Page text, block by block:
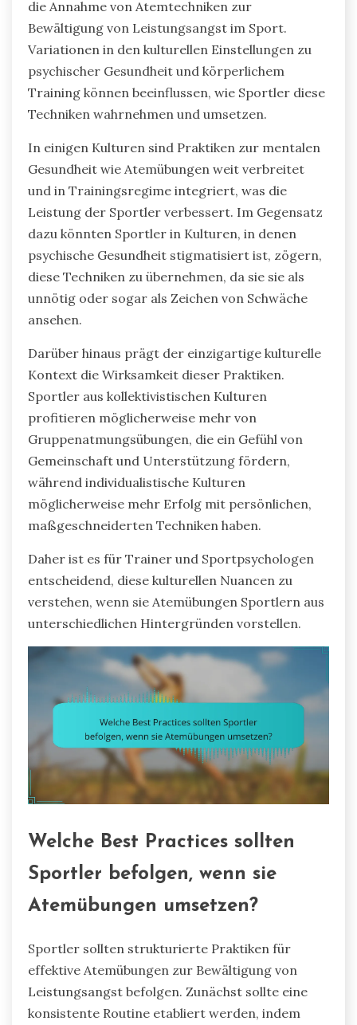
die Annahme von Atemtechniken zur
Bewältigung von Leistungsangst im Sport.
Variationen in den kulturellen Einstellungen zu
psychischer Gesundheit und körperlichem
Training können beeinflussen, wie Sportler diese
Techniken wahrnehmen und umsetzen.
In einigen Kulturen sind Praktiken zur mentalen
Gesundheit wie Atemübungen weit verbreitet
und in Trainingsregime integriert, was die
Leistung der Sportler verbessert. Im Gegensatz
dazu könnten Sportler in Kulturen, in denen
psychische Gesundheit stigmatisiert ist, zögern,
diese Techniken zu übernehmen, da sie sie als
unnötig oder sogar als Zeichen von Schwäche
ansehen.
Darüber hinaus prägt der einzigartige kulturelle
Kontext die Wirksamkeit dieser Praktiken.
Sportler aus kollektivistischen Kulturen
profitieren möglicherweise mehr von
Gruppenatmungsübungen, die ein Gefühl von
Gemeinschaft und Unterstützung fördern,
während individualistische Kulturen
möglicherweise mehr Erfolg mit persönlichen,
maßgeschneiderten Techniken haben.
Daher ist es für Trainer und Sportpsychologen
entscheidend, diese kulturellen Nuancen zu
verstehen, wenn sie Atemübungen Sportlern aus
unterschiedlichen Hintergründen vorstellen.
Welche Best Practices sollten
Sportler befolgen, wenn sie
Atemübungen umsetzen?
Sportler sollten strukturierte Praktiken für
effektive Atemübungen zur Bewältigung von
Leistungsangst befolgen. Zunächst sollte eine
konsistente Routine etabliert werden, indem